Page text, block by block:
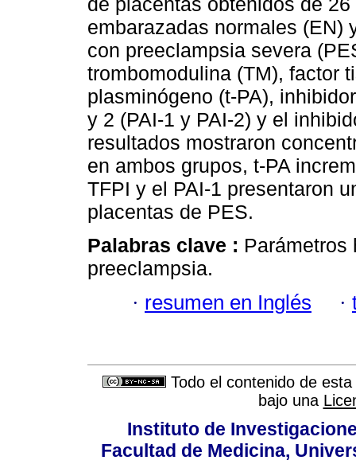
embarazadas normales (EN)
con preeclampsia severa
trombomodulina (TM), factor
plasminógeno (t-PA),
y 2 (PAI-1 y PAI-2) y el
resultados mostraron
en ambos grupos, t-PA
TFPI y el PAI-1 presentaron
placentas de PES.
Palabras clave : Parámetros
preeclampsia.
· resumen en Inglés ·
Todo el contenido de
bajo una
Instituto de
Facultad de Medicina,